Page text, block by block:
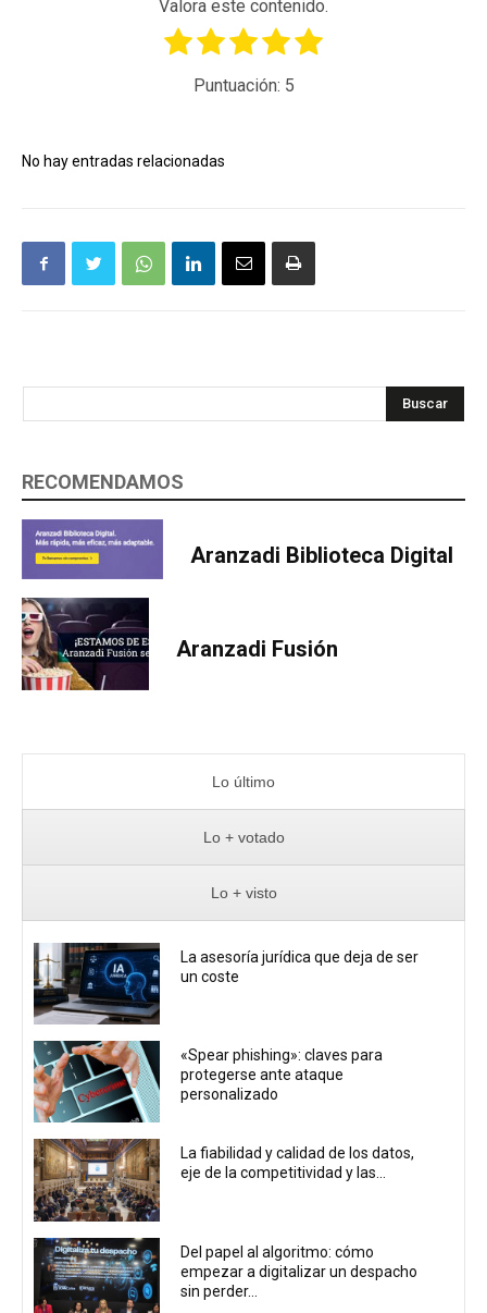
Valora este contenido.
Puntuación: 5
No hay entradas relacionadas
Buscar
RECOMENDAMOS
Aranzadi Biblioteca Digital
Aranzadi Fusión
Lo último
Lo + votado
Lo + visto
La asesoría jurídica que deja de ser
un coste
«Spear phishing»: claves para
protegerse ante ataque
personalizado
La fiabilidad y calidad de los datos,
eje de la competitividad y las...
Del papel al algoritmo: cómo
empezar a digitalizar un despacho
sin perder...